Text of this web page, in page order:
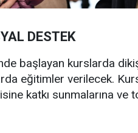
DESTEK
başlayan kurslarda
eğitimler verilecek.
katkı sunmalarına ve